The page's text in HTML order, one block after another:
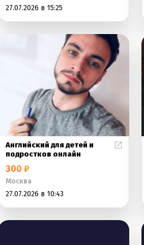
27.07.2026 в 15:25
Английский для детей и
подростков онлайн
300 ₽
Москва
27.07.2026 в 10:43